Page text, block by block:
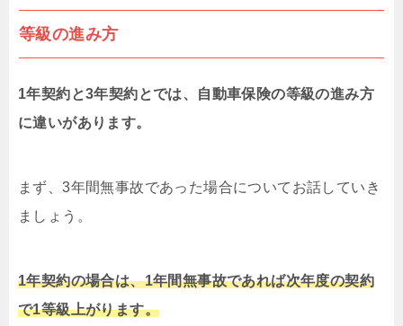
等級の進み方
1年契約と3年契約とでは、自動車保険の等級の進み方
に違いがあります。
まず、3年間無事故であった場合についてお話していき
ましょう。
1年契約の場合は、1年間無事故であれば次年度の契約
で1等級上がります。